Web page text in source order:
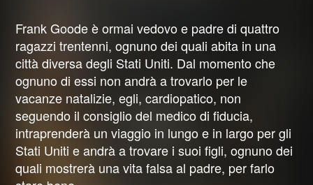
Frank Goode è ormai vedovo e padre di quattro
ragazzi trentenni, ognuno dei quali abita in una
città diversa degli Stati Uniti. Dal momento che
ognuno di essi non andrà a trovarlo per le
vacanze natalizie, egli, cardiopatico, non
seguendo il consiglio del medico di fiducia,
intraprenderà un viaggio in lungo e in largo per gli
Stati Uniti e andrà a trovare i suoi figli, ognuno dei
quali mostrerà una vita falsa al padre, per farlo